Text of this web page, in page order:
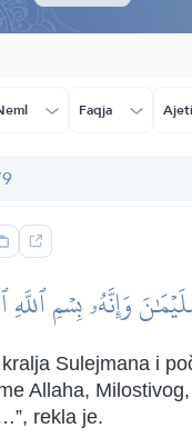
Faqja Ajeti
وَإِنَّهُۥ بِسۡمِ ٱللَّهِ
Sulejmana i
Allaha, Milostivog,
rekla je.